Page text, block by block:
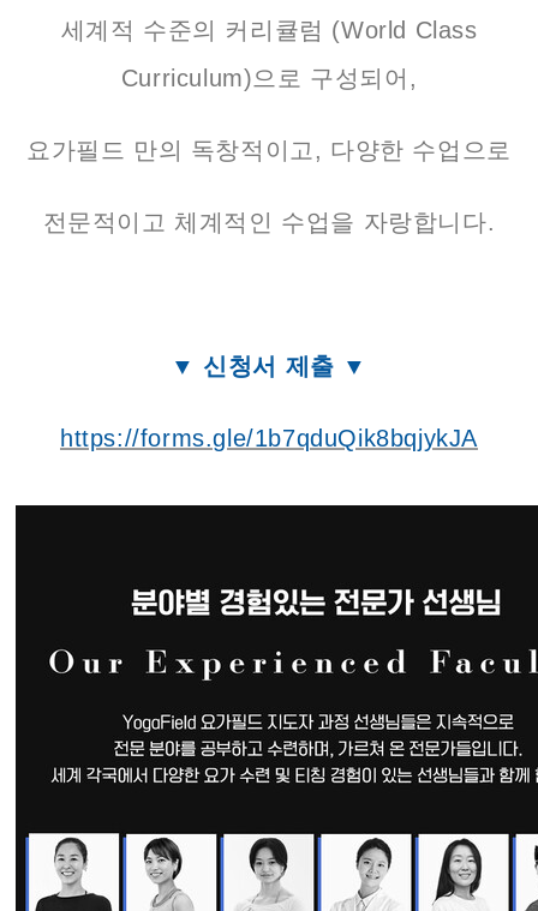
세계적 수준의 커리큘럼 (World Class
Curriculum)으로 구성되어,
요가필드 만의 독창적이고, 다양한 수업으로
전문적이고 체계적인 수업을 자랑합니다.
▼ 신청서 제출 ▼
https://forms.gle/1b7qduQik8bqjykJA